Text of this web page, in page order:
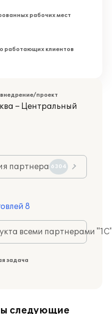
рабочих мест
работающих клиентов
проект
– Центральный
партнера 6304
8
всеми партнерами
задача
следующие